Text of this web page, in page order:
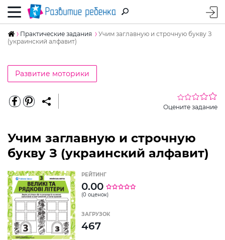
Практические задания
Учим заглавную и строчную букву З
(украинский алфавит)
Развитие моторики
Оцените задание
Учим заглавную и строчную
букву З (украинский алфавит)
РЕЙТИНГ
0.00
(0 оценок)
ЗАГРУЗОК
467